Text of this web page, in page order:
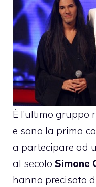
È l’ultimo
e sono la prima
a partecipare ad
al secolo Simone
hanno precisato